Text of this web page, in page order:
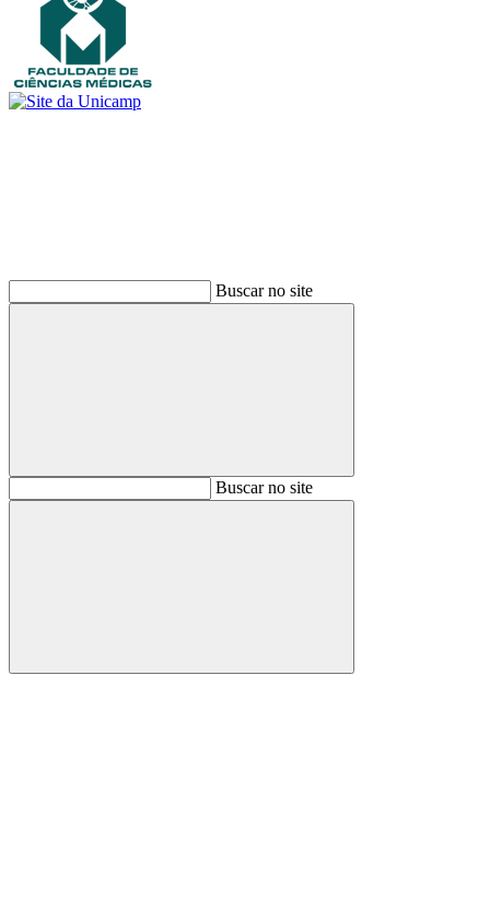
Buscar no site
BuscarBuscar no site
Buscar